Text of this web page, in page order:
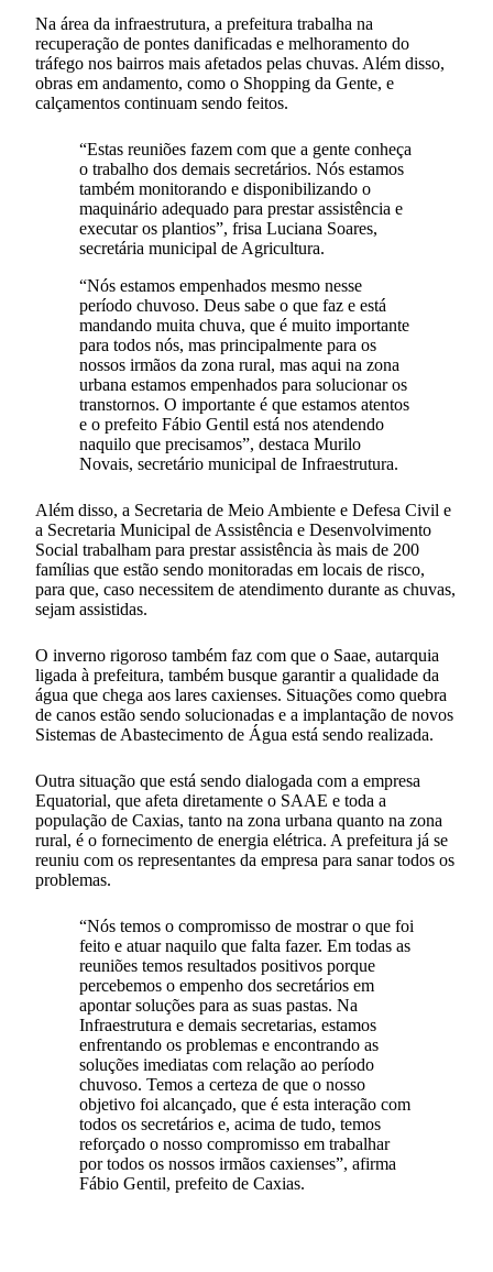
Na área da infraestrutura, a prefeitura trabalha na
recuperação de pontes danificadas e melhoramento do
tráfego nos bairros mais afetados pelas chuvas. Além disso,
obras em andamento, como o Shopping da Gente, e
calçamentos continuam sendo feitos.
“Estas reuniões fazem com que a gente conheça
o trabalho dos demais secretários. Nós estamos
também monitorando e disponibilizando o
maquinário adequado para prestar assistência e
executar os plantios”, frisa Luciana Soares,
secretária municipal de Agricultura.
“Nós estamos empenhados mesmo nesse
período chuvoso. Deus sabe o que faz e está
mandando muita chuva, que é muito importante
para todos nós, mas principalmente para os
nossos irmãos da zona rural, mas aqui na zona
urbana estamos empenhados para solucionar os
transtornos. O importante é que estamos atentos
e o prefeito Fábio Gentil está nos atendendo
naquilo que precisamos”, destaca Murilo
Novais, secretário municipal de Infraestrutura.
Além disso, a Secretaria de Meio Ambiente e Defesa Civil e
a Secretaria Municipal de Assistência e Desenvolvimento
Social trabalham para prestar assistência às mais de 200
famílias que estão sendo monitoradas em locais de risco,
para que, caso necessitem de atendimento durante as chuvas,
sejam assistidas.
O inverno rigoroso também faz com que o Saae, autarquia
ligada à prefeitura, também busque garantir a qualidade da
água que chega aos lares caxienses. Situações como quebra
de canos estão sendo solucionadas e a implantação de novos
Sistemas de Abastecimento de Água está sendo realizada.
Outra situação que está sendo dialogada com a empresa
Equatorial, que afeta diretamente o SAAE e toda a
população de Caxias, tanto na zona urbana quanto na zona
rural, é o fornecimento de energia elétrica. A prefeitura já se
reuniu com os representantes da empresa para sanar todos os
problemas.
“Nós temos o compromisso de mostrar o que foi
feito e atuar naquilo que falta fazer. Em todas as
reuniões temos resultados positivos porque
percebemos o empenho dos secretários em
apontar soluções para as suas pastas. Na
Infraestrutura e demais secretarias, estamos
enfrentando os problemas e encontrando as
soluções imediatas com relação ao período
chuvoso. Temos a certeza de que o nosso
objetivo foi alcançado, que é esta interação com
todos os secretários e, acima de tudo, temos
reforçado o nosso compromisso em trabalhar
por todos os nossos irmãos caxienses”, afirma
Fábio Gentil, prefeito de Caxias.